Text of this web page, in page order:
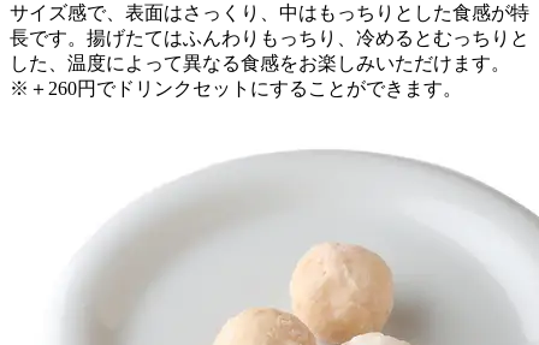
サイズ感で、表面はさっくり、中はもっちりとした食感が特
長です。揚げたてはふんわりもっちり、冷めるとむっちりと
した、温度によって異なる食感をお楽しみいただけます。
※＋260円でドリンクセットにすることができます。